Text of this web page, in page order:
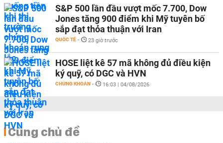
S&P 500 lần đầu vượt mốc 7.700, Dow
Jones tăng 900 điểm khi Mỹ tuyên bố
sắp đạt thỏa thuận với Iran
QUỐC TẾ - 23 giờ trước
HOSE liệt kê 57 mã không đủ điều kiện
ký quỹ, có DGC và HVN
CHỨNG KHOÁN - 16:03 | 04/08/2026
Cùng chủ đề